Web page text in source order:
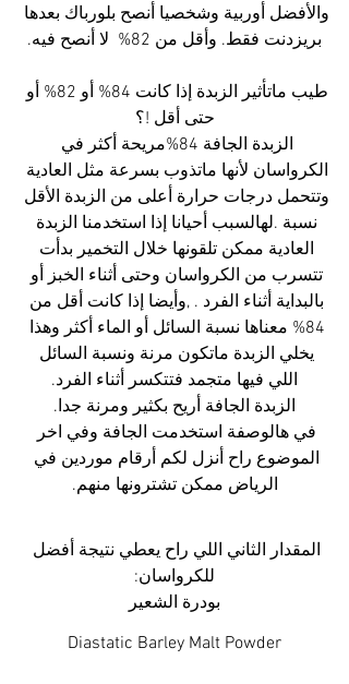
والأفضل أوربية وشخصيا أنصح بلورباك بعدها
بريزدنت فقط. وأقل من 82%  لا أنصح فيه.
طيب ماتأثير الزبدة إذا كانت 84% أو 82% أو
حتى أقل !؟
الزبدة الجافة 84%مريحة أكثر في
الكرواسان لأنها ماتذوب بسرعة مثل العادية
وتتحمل درجات حرارة أعلى من الزبدة الأقل
نسبة .لهالسبب أحيانا إذا استخدمنا الزبدة
العادية ممكن تلقونها خلال التخمير بدأت
تتسرب من الكرواسان وحتى أثناء الخبز أو
بالبداية أثناء الفرد . ,وأيضا إذا كانت أقل من
84% معناها نسبة السائل أو الماء أكثر وهذا
يخلي الزبدة ماتكون مرنة ونسبة السائل
اللي فيها متجمد فتتكسر أثناء الفرد.
الزبدة الجافة أريح بكثير ومرنة جدا.
في هالوصفة استخدمت الجافة وفي اخر
الموضوع راح أنزل لكم أرقام موردين في
الرياض ممكن تشترونها منهم.
المقدار الثاني اللي راح يعطي نتيجة أفضل
للكرواسان:
بودرة الشعير
Diastatic Barley Malt Powder